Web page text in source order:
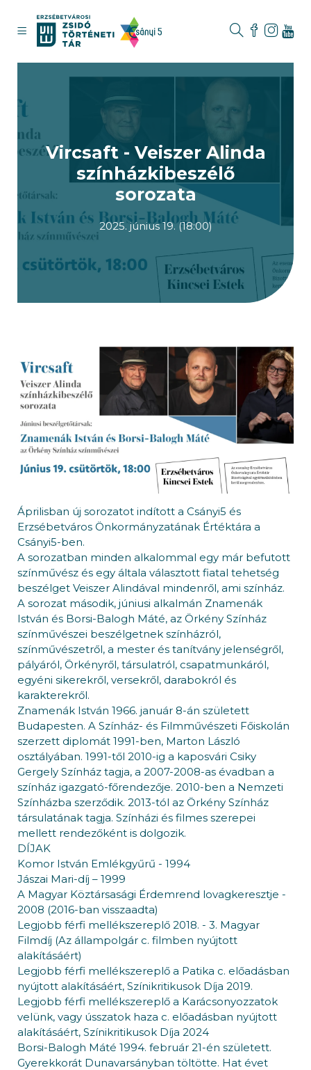
Vircsaft - Veiszer Alinda
színházkibeszélő
sorozata
2025. június 19. (18:00)
Áprilisban új sorozatot indított a Csányi5 és
Erzsébetváros Önkormányzatának Értéktára a
Csányi5-ben.
A sorozatban minden alkalommal egy már befutott
színművész és egy általa választott fiatal tehetség
beszélget Veiszer Alindával mindenről, ami színház.
A sorozat második, júniusi alkalmán Znamenák
István és Borsi-Balogh Máté, az Örkény Színház
színművészei beszélgetnek színházról,
színművészetről, a mester és tanítvány jelenségről,
pályáról, Örkényről, társulatról, csapatmunkáról,
egyéni sikerekről, versekről, darabokról és
karakterekről.
Znamenák István 1966. január 8-án született
Budapesten. A Színház- és Filmművészeti Főiskolán
szerzett diplomát 1991-ben, Marton László
osztályában. 1991-től 2010-ig a kaposvári Csiky
Gergely Színház tagja, a 2007-2008-as évadban a
színház igazgató-főrendezője. 2010-ben a Nemzeti
Színházba szerződik. 2013-tól az Örkény Színház
társulatának tagja. Színházi és filmes szerepei
mellett rendezőként is dolgozik.
DÍJAK
Komor István Emlékgyűrű - 1994
Jászai Mari-díj – 1999
A Magyar Köztársasági Érdemrend lovagkeresztje -
2008 (2016-ban visszaadta)
Legjobb férfi mellékszereplő 2018. - 3. Magyar
Filmdíj (Az állampolgár c. filmben nyújtott
alakításáért)
Legjobb férfi mellékszereplő a Patika c. előadásban
nyújtott alakításáért, Színikritikusok Díja 2019.
Legjobb férfi mellékszereplő a Karácsonyozzatok
velünk, vagy ússzatok haza c. előadásban nyújtott
alakításáért, Színikritikusok Díja 2024
Borsi-Balogh Máté 1994. február 21-én született.
Gyerekkorát Dunavarsányban töltötte. Hat évet